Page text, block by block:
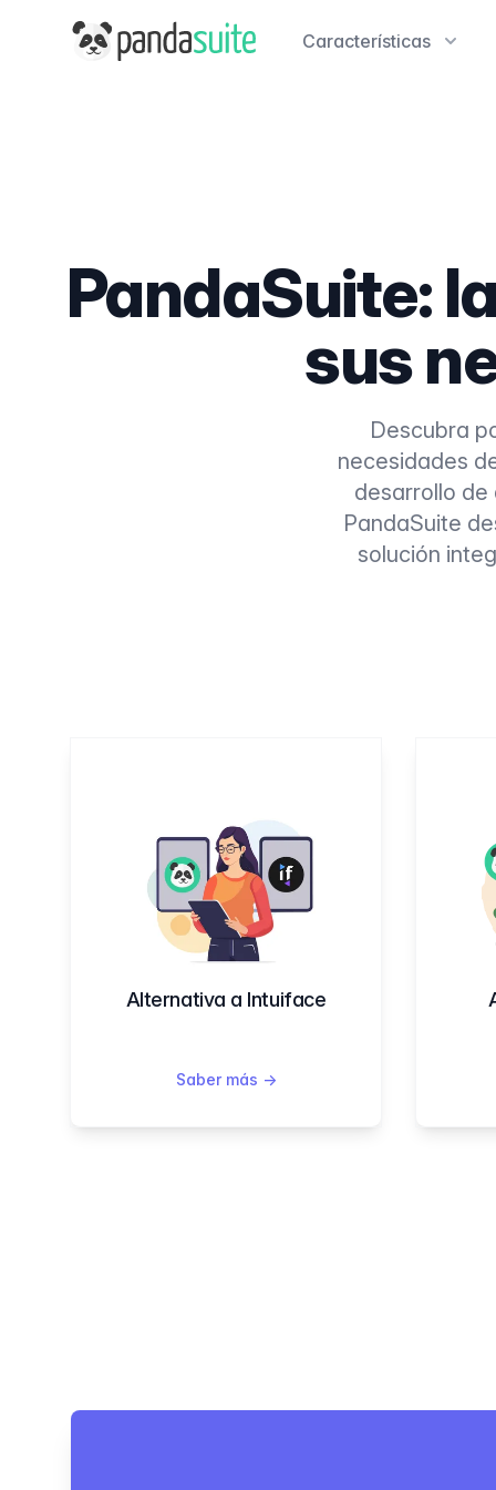
PandaSuite Características
PandaSuite:
sus
Descubra
necesidades
desarrollo de
PandaSuite
solución
Alternativa a Intuiface
Saber más →